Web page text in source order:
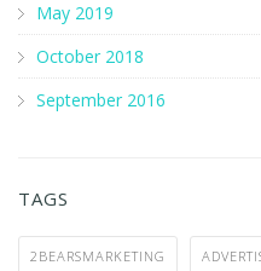
May 2019
October 2018
September 2016
TAGS
2BEARSMARKETING